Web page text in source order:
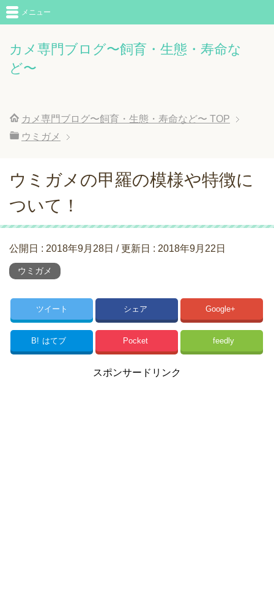
カメ専門ブログ〜飼育・生態・寿命な
ど〜
メニュー
カメ専門ブログ〜飼育・生態・寿命など〜 TOP
ウミガメ
ウミガメの甲羅の模様や特徴に
ついて！
公開日 : 2018年9月28日 / 更新日 : 2018年9月22日
ウミガメ
ツイート シェア Google+
B! はてブ Pocket feedly
スポンサードリンク